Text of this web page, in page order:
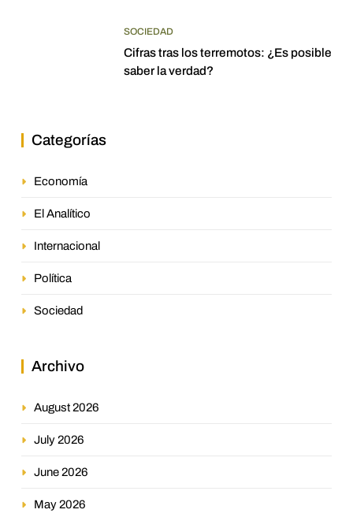
SOCIEDAD
Cifras tras los terremotos: ¿Es posible
saber la verdad?
Categorías
Economía
El Analítico
Internacional
Política
Sociedad
Archivo
August 2026
July 2026
June 2026
May 2026